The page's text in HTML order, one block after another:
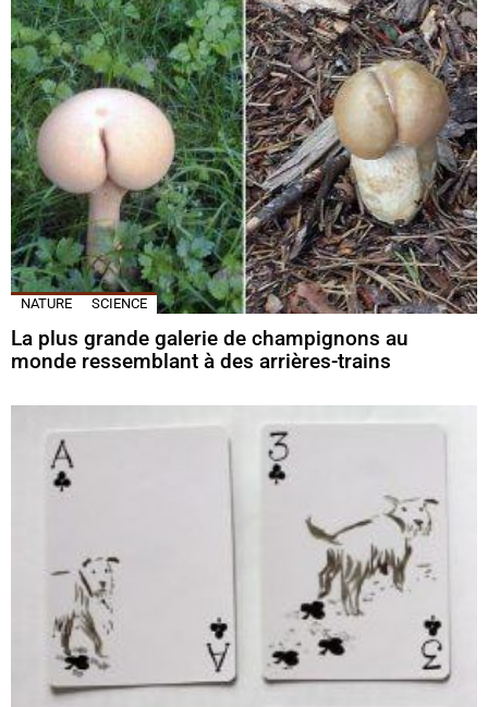
NATURE SCIENCE
La plus grande galerie de champignons au
monde ressemblant à des arrières-trains